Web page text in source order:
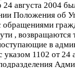
августа 2004
Положения об
, возвращаются
в
1102 от 24